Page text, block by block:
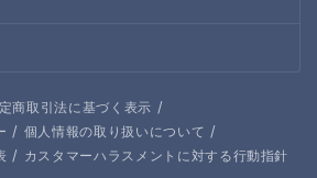
商取引法に基づく表示 /
/ 個人情報の取り扱いについて /
/ カスタマーハラスメントに対する行動指針